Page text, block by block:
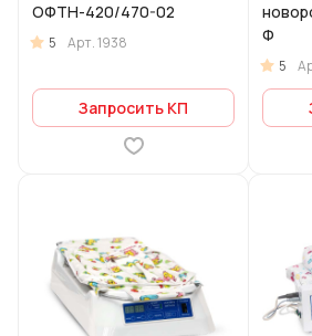
ОФТН-420/470-02
5 Арт.1938
Запросить КП
Ф
5